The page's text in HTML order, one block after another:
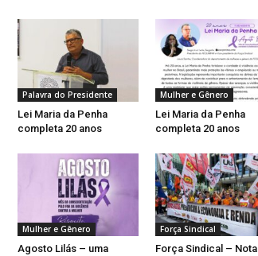
Palavra do Presidente
Lei Maria da Penha
completa 20 anos
Mulher e Gênero
Lei Maria da Penha
completa 20 anos
Mulher e Gênero
Agosto Lilás – uma
Força Sindical
Força Sindical – Nota